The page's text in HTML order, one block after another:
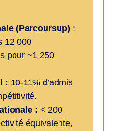
(Parcoursup) :
12 000
pour ~1 250
: 10-11% d’admis
: < 200
équivalente,